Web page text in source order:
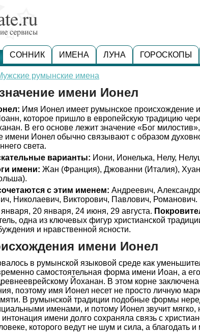
СОННИК ИМЕНА ЛУНА ГОРОСКОПЫ
румынские имена
имени Ионел
Имя Ионел имеет румынское происхождение и
которое пришло в европейскую традицию
В его основе лежит значение «Бог милостив»,
имени Ионел обычно связывают с образом
света.
варианты: Иони, Ионелька, Нелу,
имени: Жан (Франция), Джованни (Италия),
с этим именем: Андреевич,
Николаевич, Викторович, Павлович, Романович.
20 января, 24 июня, 29 августа.
одна из ключевых фигур христианской
и нравственной ясности.
имени Ионел
в румынской языковой среде как
самостоятельная форма имени Иоан, а
Йоханан. В этом корне
поэтому имя Ионел несет не просто личную
В румынской традиции подобные формы
именами, и потому Ионел звучит мягко,
имени долго сохраняла связь с
которого ведут не шум и сила, а благодать и